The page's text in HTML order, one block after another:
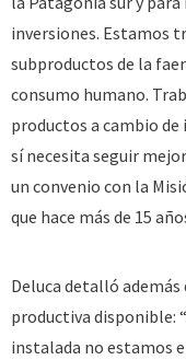
inversiones. Estamos
subproductos de la
consumo humano.
productos a cambio
sí necesita seguir
un convenio con la
que hace más de 15
Deluca detalló además
productiva disponible:
instalada no estamos